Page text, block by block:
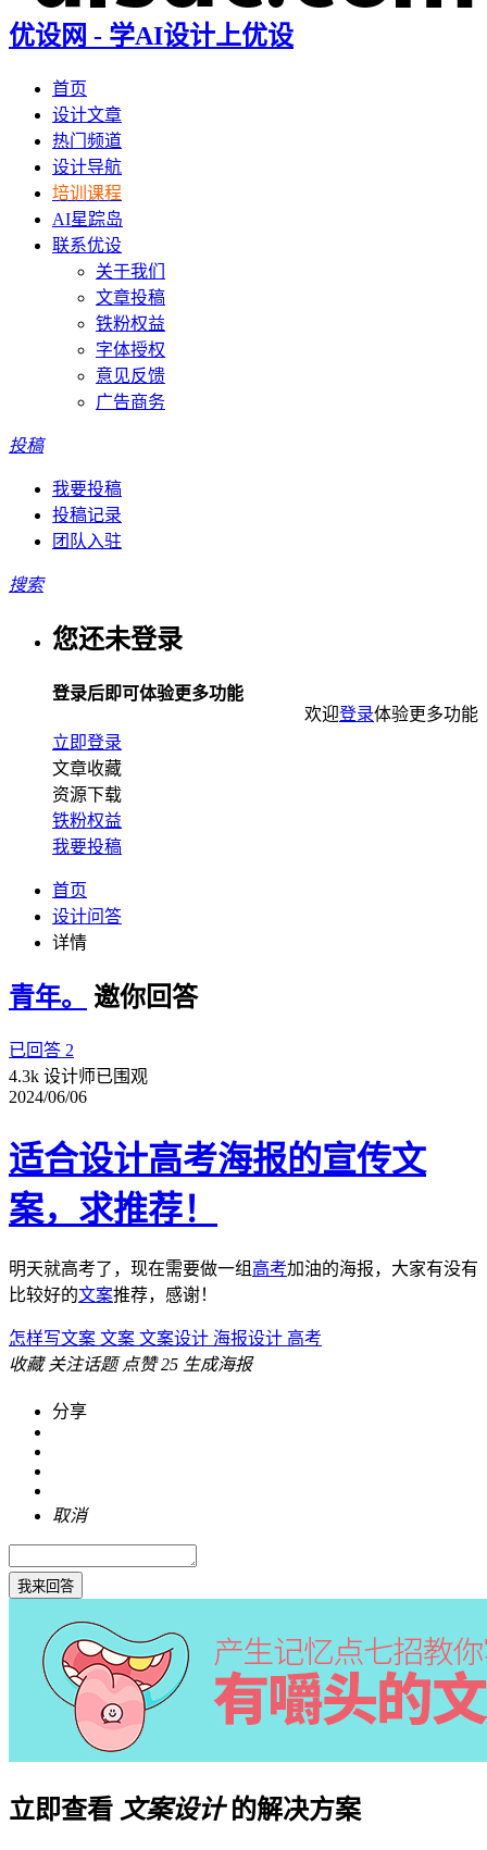
优设网 - 学AI设计上优设
首页
设计文章
热门频道
设计导航
培训课程
AI星踪岛
联系优设
关于我们
文章投稿
铁粉权益
字体授权
意见反馈
广告商务
投稿
我要投稿
投稿记录
团队入驻
搜索
您还未登录
登录后即可体验更多功能
立即登录
文章收藏
资源下载
铁粉权益
我要投稿
首页
设计问答
详情
青年。 邀你回答
已回答 2
4.3k 设计师已围观
2024/06/06
适合设计高考海报的宣传文
案，求推荐！
明天就高考了，现在需要做一组 高考加油的海报，大家有没有
比较好的文案推荐，感谢！
怎样写文案 文案 文案设计 海报设计 高考
收藏 关注话题 点赞 25 生成海报
分享
取消
我来回答
立即查看 文案设计的解决方案
欢迎登录体验更多功能